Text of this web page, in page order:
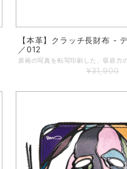
【本革】クラッチ長財布 -
／012
¥31,900